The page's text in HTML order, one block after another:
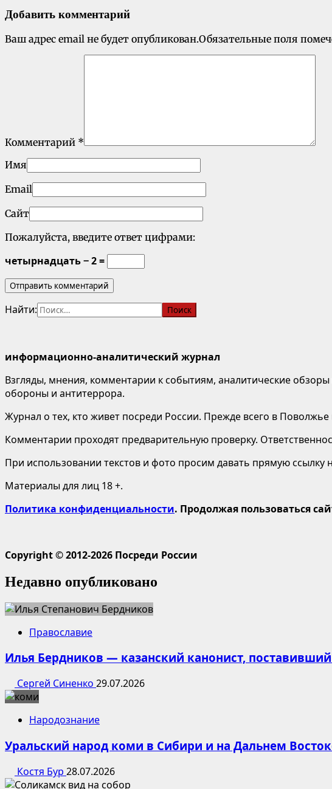
Добавить комментарий
Ваш адрес email не будет опубликован.Обязательные поля
Комментарий *
Имя
Email
Сайт
Пожалуйста, введите ответ цифрами:
четырнадцать − 2 =
Найти:
информационно-аналитический журнал
Взгляды, мнения, комментарии к событиям, аналитические
обороны и антитеррора.
Журнал о тех, кто живет посреди России. Прежде всего в Поволжье
Комментарии проходят предварительную проверку.
При использовании текстов и фото просим давать прямую
Материалы для лиц 18 +.
Политика конфиденциальности. Продолжая пользоваться
Copyright © 2012-2026 Посреди России
Недавно опубликовано
Православие
Илья Бердников — казанский канонист,
Сергей Синенко 29.07.2026
Народознание
Уральский народ коми в Сибири и на Дальнем
Костя Бур 28.07.2026